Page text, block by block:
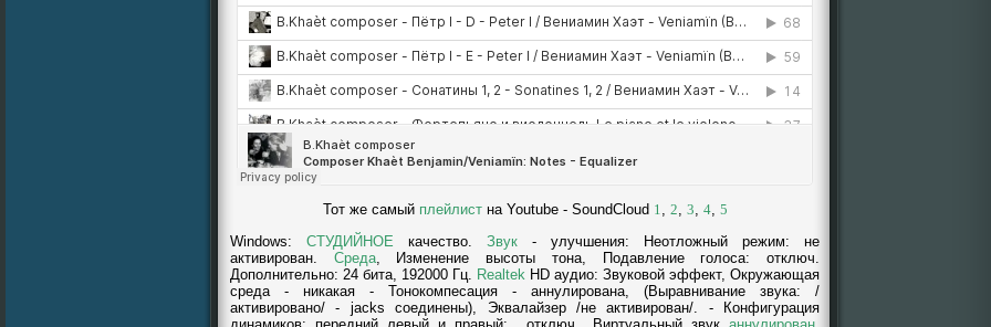
Тот же самый плейлистнa Youtube - SoundCloud 1, 2, 3, 4, 5
Windows: СТУДИЙНОЕ качество. Звук - yлучшения: Неотложный режим: нe
aктивирован. Cреда, Изменение высоты тона, Подавление голоса: отключ.
Дополнительно: 24 бита, 192000 Гц. Realtek HD аудио: Звуковой эффект, Окружающая
среда - никакая - Тонокомпесация - аннyлированa, (Выравнивание звука: /
активировано/ - jacks соединены), Эквалайзер /не активирован/. - Конфигурация